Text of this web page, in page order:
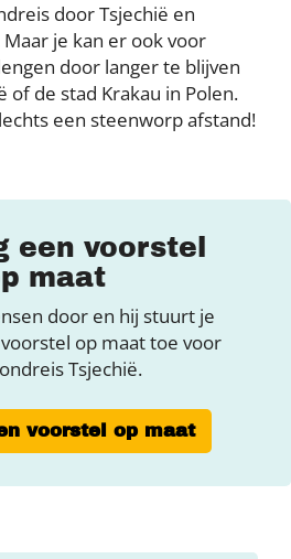
door Tsjechië en
je kan er ook voor
door langer te blijven
of de stad Krakau in Polen.
een steenworp afstand!
een voorstel
maat
door en hij stuurt je
op maat toe voor
Tsjechië.
voorstel op maat